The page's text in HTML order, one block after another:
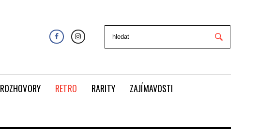
ROZHOVORY RETRO RARITY ZAJÍMAVOSTI